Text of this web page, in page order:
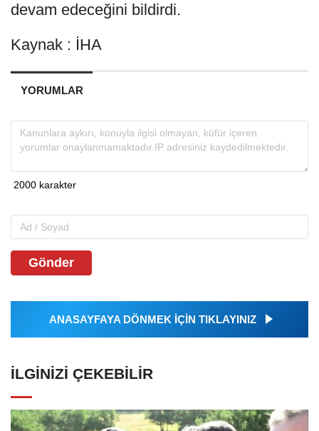
devam edeceğini bildirdi.
Kaynak : İHA
YORUMLAR
Gönder
ANASAYFAYA DÖNMEK İÇİN TIKLAYINIZ
İLGINIZI ÇEKEBILIR